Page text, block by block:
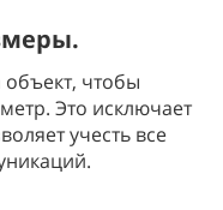
чтобы
Это исключает
учесть все